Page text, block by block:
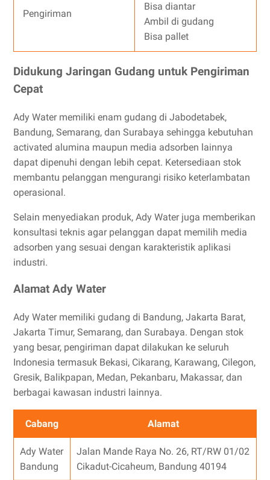
Pengiriman
Bisa diantar
Ambil di gudang
Bisa pallet
Didukung Jaringan Gudang untuk Pengiriman
Cepat
Ady Water memiliki enam gudang di Jabodetabek,
Bandung, Semarang, dan Surabaya sehingga kebutuhan
activated alumina maupun media adsorben lainnya
dapat dipenuhi dengan lebih cepat. Ketersediaan stok
membantu pelanggan mengurangi risiko keterlambatan
operasional.
Selain menyediakan produk, Ady Water juga memberikan
konsultasi teknis agar pelanggan dapat memilih media
adsorben yang sesuai dengan karakteristik aplikasi
industri.
Alamat Ady Water
Ady Water memiliki gudang di Bandung, Jakarta Barat,
Jakarta Timur, Semarang, dan Surabaya. Dengan stok
yang besar, pengiriman dapat dilakukan ke seluruh
Indonesia termasuk Bekasi, Cikarang, Karawang, Cilegon,
Gresik, Balikpapan, Medan, Pekanbaru, Makassar, dan
berbagai kawasan industri lainnya.
Cabang Alamat
Ady Water
Bandung
Jalan Mande Raya No. 26, RT/RW 01/02
Cikadut-Cicaheum, Bandung 40194